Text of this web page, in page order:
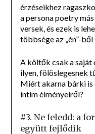
érzéseikhez
a persona poetry
versek, és ezek is
többsége az „én”-ből
A költők csak a
ilyen, fölöslegesnek
Miért akarna bárki is
intim élményeiről?
#3. Ne feledd: a
együtt fejlődik